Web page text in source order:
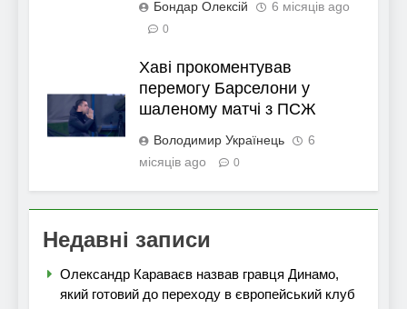
Бондар Олексій 6 місяців ago
0
Хаві прокоментував
перемогу Барселони у
шаленому матчі з ПСЖ
Володимир Українець
6
місяців ago
0
Недавні записи
Олександр Караваєв назвав гравця Динамо,
який готовий до переходу в європейський клуб